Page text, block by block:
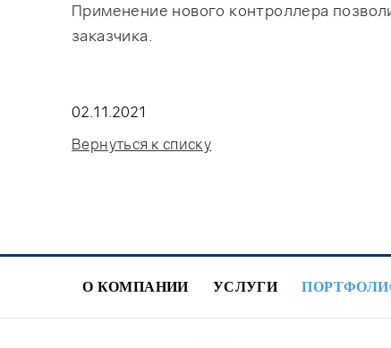
Применение нового контроллера
заказчика.
02.11.2021
Вернуться к списку
О КОМПАНИИ УСЛУГИ